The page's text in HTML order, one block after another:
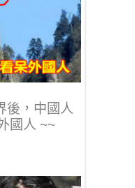
後，中國人
國人 ~~